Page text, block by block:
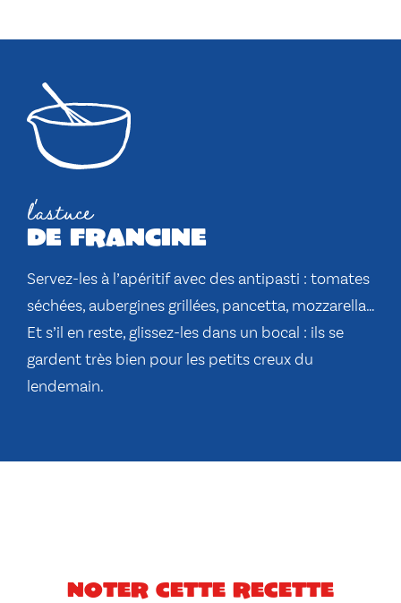
l'astuce
de francine
Servez-les à l’apéritif avec des antipasti : tomates
séchées, aubergines grillées, pancetta, mozzarella…
Et s’il en reste, glissez-les dans un bocal : ils se
gardent très bien pour les petits creux du
lendemain.
Noter cette recette